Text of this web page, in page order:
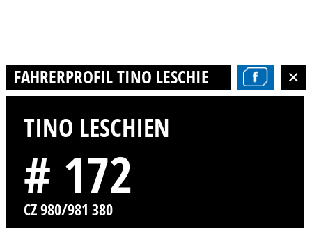
FAHRERPROFIL TINO LESCHIEN
TINO LESCHIEN
# 172
CZ 980/981 380